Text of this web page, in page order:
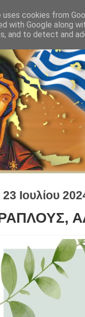
23 Ιουλίου
uses cookies from
with Google along
and to detect and